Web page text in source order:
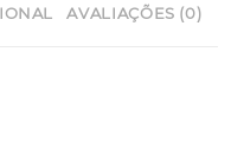
AVALIAÇÕES (0)